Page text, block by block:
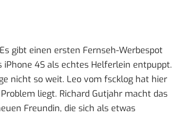
gibt einen ersten Fernseh-Werbespot
4S als echtes Helferlein entpuppt.
nicht so weit. Leo vom fscklog hat hier
liegt. Richard Gutjahr macht das
Freundin, die sich als etwas